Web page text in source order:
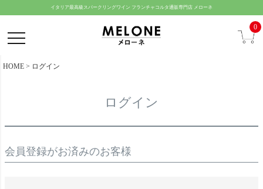
イタリア最高級スパークリングワイン フランチャコルタ通販専門店 メローネ
0
HOME ログイン
ログイン
会員登録がお済みのお客様
ジト
ップ